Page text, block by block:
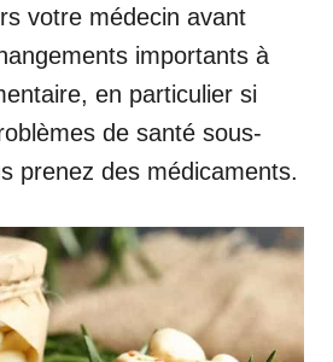
votre médecin avant
importants à
en particulier si
de santé sous-
prenez des médicaments.